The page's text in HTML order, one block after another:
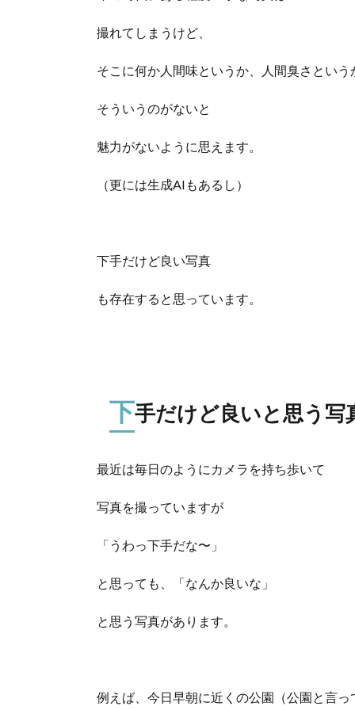
撮れてしまうけど、
そこに何か人間味というか、人間臭さという
そういうのがないと
魅力がないように思えます。
（更には生成AIもあるし）
下手だけど良い写真
も存在すると思っています。
下手だけど良いと思う写
最近は毎日のようにカメラを持ち歩いて
写真を撮っていますが
「うわっ下手だな〜」
と思っても、「なんか良いな」
と思う写真があります。
例えば、今日早朝に近くの公園（公園と言っ